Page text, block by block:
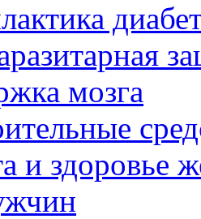
мозга
и здоровье